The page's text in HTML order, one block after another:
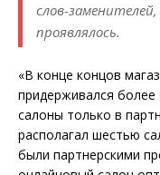
слов-
проявлялось.
«В конце концов
придерживался
салоны только в
располагал шестью
были партнерскими